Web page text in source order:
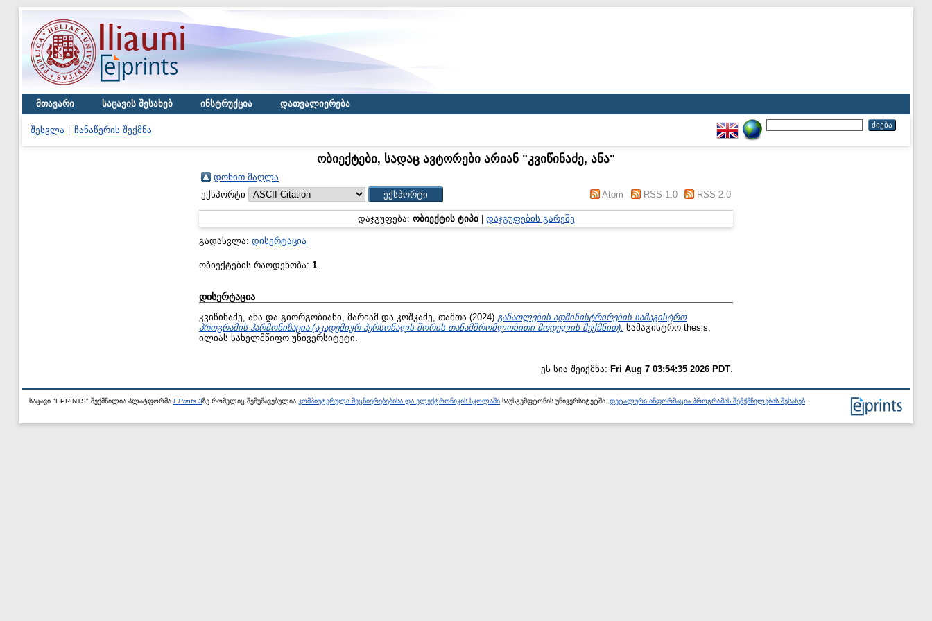
მთავარი საცავის შესახებ ინსტრუქცია დათვალიერება
შესვლა ჩანაწერის შექმნა
ობიექტები, სადაც ავტორები არიან "კვიწინაძე, ანა"
დონით მაღლა
ექსპორტი
Atom RSS 1.0 RSS 2.0
დაჯგუფება: ობიექტის ტიპი| დაჯგუფების გარეშე
გადასვლა: დისერტაცია
ობიექტების რაოდენობა: 1.
დისერტაცია
კვიწინაძე, ანა და გიორგობიანი, მარიამ და კოშკაძე, თამთა (2024) განათლების ადმინისტრირების სამაგისტრო
პროგრამის ჰარმონიზაცია (აკადემიურ პერსონალს შორის თანამშრომლობითი მოდელის შექმნით). სამაგისტრო thesis,
ილიას სახელმწიფო უნივერსიტეტი.
ეს სია შეიქმნა: Fri Aug 7 03:54:35 2026 PDT
საცავი "EPRINTS" შექმნილია პლატფორმა EPrints 3ზე რომელიც შემუშავებულია კომპიუტერული მეცნიერებებისა და ელექტრონიკის სკოლაში საუსგემფტონის უნივერსიტეტში. დეტალური ინფორმაცია პროგრამის შემქმნელების შესახებ